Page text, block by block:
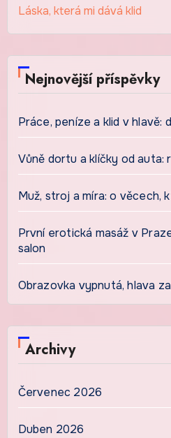
Láska, která mi dává klid
Nejnovější příspěvky
Práce, peníze a klid v hlavě:
Vůně dortu a klíčky od auta:
Muž, stroj a míra: o věcech,
První erotická masáž v
salon
Obrazovka vypnutá, hlava
Archivy
Červenec 2026
Duben 2026